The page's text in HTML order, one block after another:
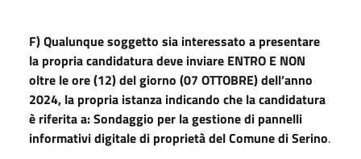
F) Qualunque soggetto sia interessato a presentare
la propria candidatura deve inviare ENTRO E NON
oltre le ore (12) del giorno (07 OTTOBRE) dell’anno
2024, la propria istanza indicando che la candidatura
è riferita a: Sondaggio per la gestione di pannelli
informativi digitale di proprietà del Comune di Serino.